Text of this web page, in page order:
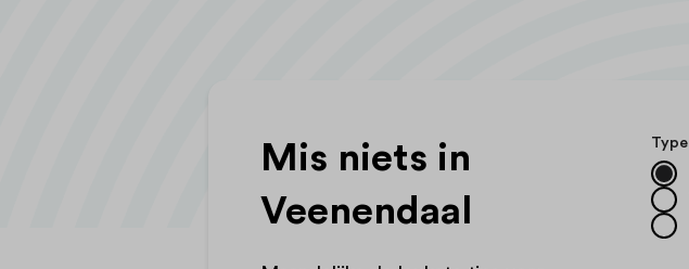
Mis niets in
Veenendaal
Type